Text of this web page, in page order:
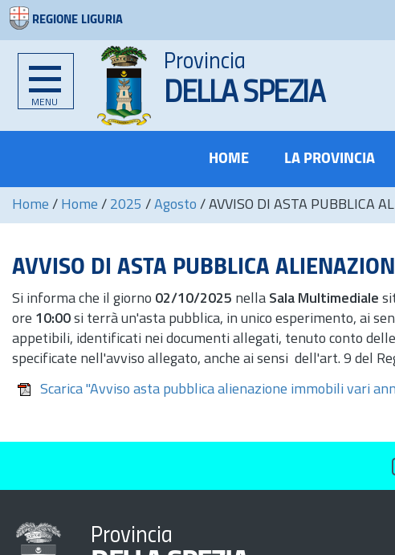
REGIONE LIGURIA
MENU
Provincia
DELLA SPEZIA
HOME LA PROVINCIA
Home / Home / 2025 / Agosto / AVVISO DI ASTA PUBBLICA
AVVISO DI ASTA PUBBLICA
Si informa che il giorno 02/10/2025 nella Sala Multimediale
ore 10:00 si terrà un'asta pubblica, in unico esperimento, ai
appetibili, identificati nei documenti allegati, tenuto conto
specificate nell'avviso allegato, anche ai sensi dell'art. 9 del
Scarica "Avviso asta pubblica alienazione immobili vari
Provincia